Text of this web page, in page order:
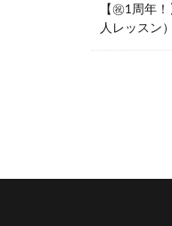
【㊗️1周年
人レッスン）